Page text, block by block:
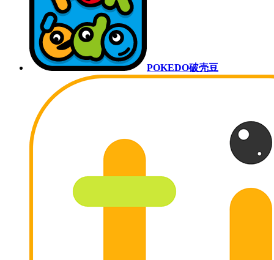
POKEDO破壳豆